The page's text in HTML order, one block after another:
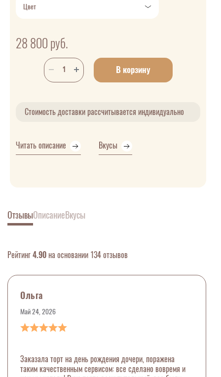
Цвет
28 800 руб.
В корзину
Стоимость доставки рассчитывается индивидуально
Читать описание Вкусы
ОтзывыОписаниеВкусы
Рейтинг4.90 на основании 134 отзывов
Ольга
Май 24, 2026
Заказала торт на день рождения дочери, поражена
таким качественным сервисом: все сделано вовремя и